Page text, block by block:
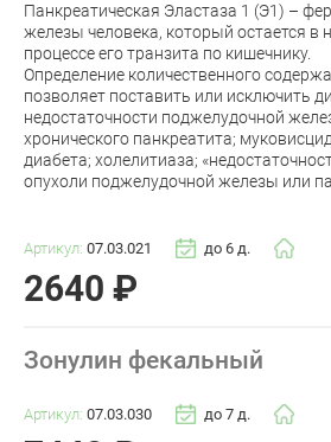
Панкреатическая Эластаза 1 (Э1) –
железы человека, который остается в
процессе его транзита по кишечнику.
Определение количественного
позволяет поставить или исключить
недостаточности поджелудочной
хронического панкреатита;
диабета; холелитиаза;
опухоли поджелудочной железы или
Артикул: 07.03.021 до 6 д.
2640 ₽
Зонулин фекальный
Артикул: 07.03.030 до 7 д.